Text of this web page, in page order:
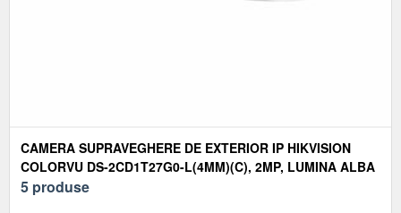
CAMERA SUPRAVEGHERE DE EXTERIOR IP HIKVISION
COLORVU DS-2CD1T27G0-L(4MM)(C), 2MP, LUMINA ALBA
50 M, 4 MM, POE
5 produse